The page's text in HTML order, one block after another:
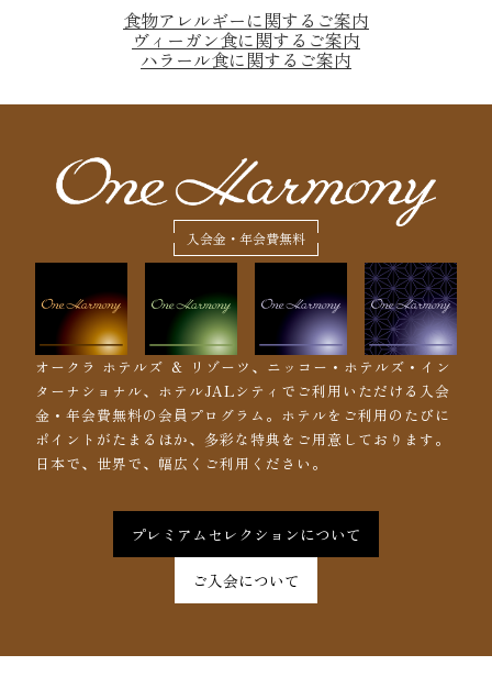
食物アレルギーに関するご案内
ヴィーガン食に関するご案内
ハラール食に関するご案内
入会金・年会費無料
オークラ ホテルズ ＆ リゾーツ、ニッコー・ホテルズ・イン
ターナショナル、ホテルJALシティでご利用いただける入会
金・年会費無料の会員プログラム。ホテルをご利用のたびに
ポイントがたまるほか、多彩な特典をご用意しております。
日本で、世界で、幅広くご利用ください。
プレミアムセレクションについて
ご入会について